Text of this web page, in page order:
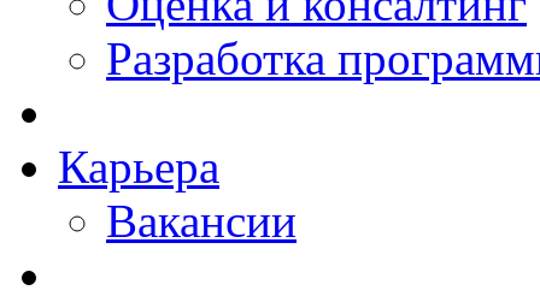
Разработка
Карьера
Вакансии